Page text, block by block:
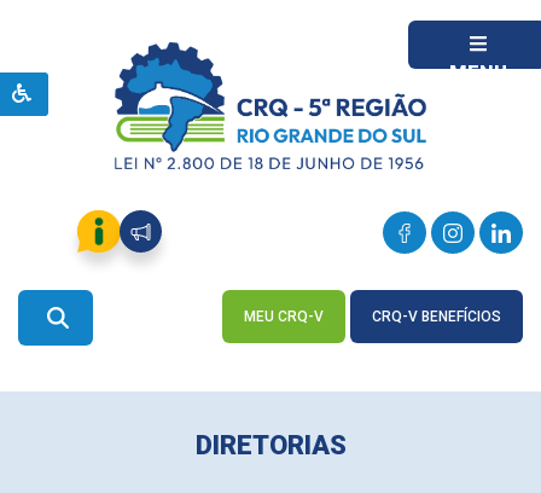
MENU
MEU CRQ-V CRQ-V BENEFÍCIOS
DIRETORIAS